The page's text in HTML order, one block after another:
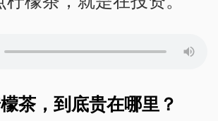
茶，到底贵在哪里？